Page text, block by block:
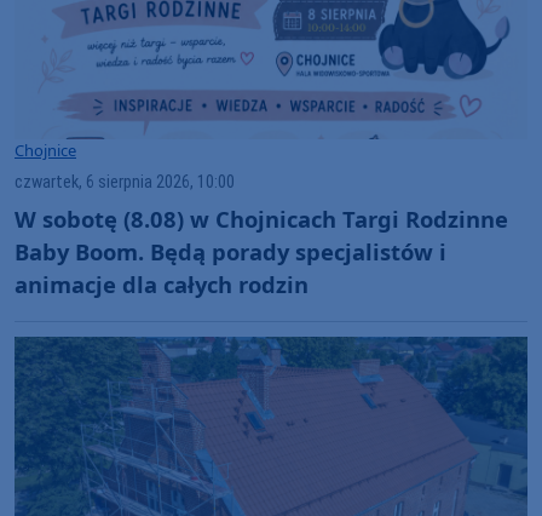
Chojnice
czwartek, 6 sierpnia 2026, 10:00
W sobotę (8.08) w Chojnicach Targi Rodzinne
Baby Boom. Będą porady specjalistów i
animacje dla całych rodzin